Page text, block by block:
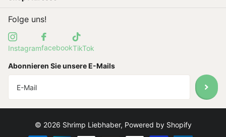
Folge uns!
InstagramfacebookTikTok
Abonnieren Sie unsere E-Mails
© 2026 Shrimp Liebhaber, Powered by Shopify